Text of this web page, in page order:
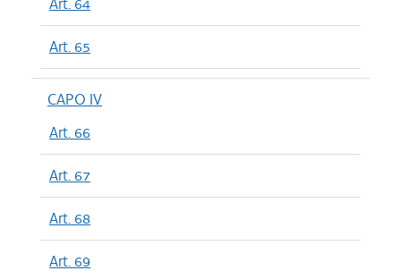
Art. 65
CAPO IV
Art. 66
Art. 67
Art. 68
Art. 69